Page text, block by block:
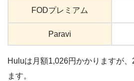
FODプレミアム
Paravi
Huluは月額1,026円かかりますが
ます。